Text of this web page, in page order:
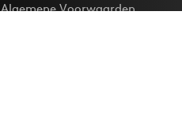
Algemene Voorwaarden